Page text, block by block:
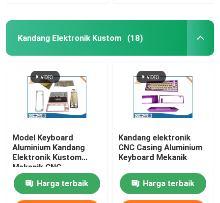
Kandang Elektronik Kustom (18)
Model Keyboard
Aluminium Kandang
Elektronik Kustom
Mekanik CNC
Harga terbaik
Kandang elektronik
CNC Casing Aluminium
Keyboard Mekanik
Harga terbaik